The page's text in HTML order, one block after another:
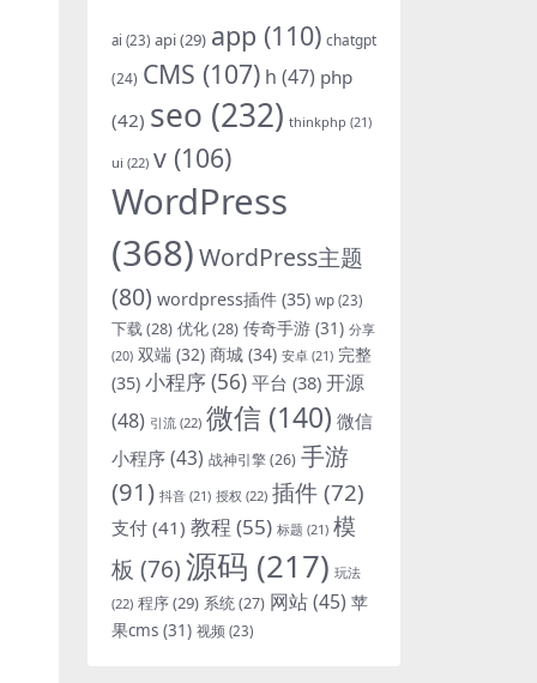
ai (23) api(29) app (110) chatgpt
(24) CMS (107) h (47) php
(42) seo (232) thinkphp (21)
ui (22) v (106)
WordPress
(368)WordPress主题
(80) wordpress插件 (35) wp (23)
下载(28) 优化(28) 传奇手游 (31) 分享
(20) 双端 (32) 商城 (34) 安卓 (21) 完整
(35) 小程序(56) 平台 (38) 开源
(48) 引流 (22) 微信 (140) 微信
小程序(43) 战神引擎(26) 手游
(91) 抖音 (21) 授权 (22) 插件 (72)
支付 (41) 教程 (55) 标题 (21) 模
板 (76)源码 (217) 玩法
(22) 程序(29) 系统(27) 网站(45) 苹
果cms (31) 视频 (23)